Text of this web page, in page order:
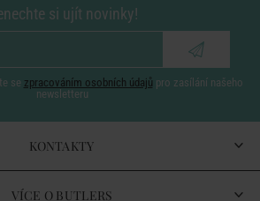
si ujít novinky!
se zpracováním osobních údajů pro zasílání našeho
newsletteru
KONTAKTY
VÍCE O BUTLERS